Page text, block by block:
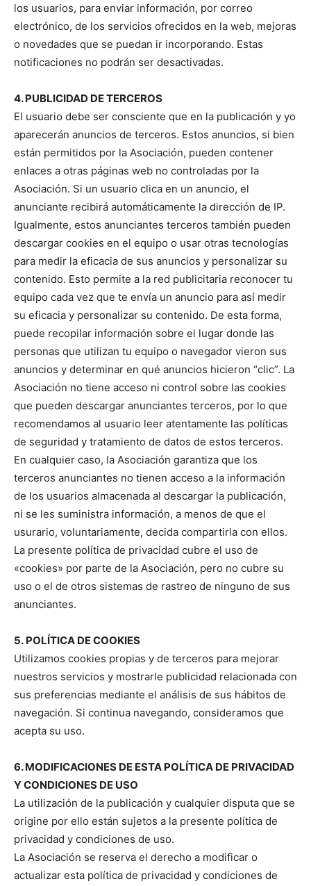
los usuarios, para enviar información, por correo
electrónico, de los servicios ofrecidos en la web, mejoras
o novedades que se puedan ir incorporando. Estas
notificaciones no podrán ser desactivadas.
4. PUBLICIDAD DE TERCEROS
El usuario debe ser consciente que en la publicación y yo
aparecerán anuncios de terceros. Estos anuncios, si bien
están permitidos por la Asociación, pueden contener
enlaces a otras páginas web no controladas por la
Asociación. Si un usuario clica en un anuncio, el
anunciante recibirá automáticamente la dirección de IP.
Igualmente, estos anunciantes terceros también pueden
descargar cookies en el equipo o usar otras tecnologías
para medir la eficacia de sus anuncios y personalizar su
contenido. Esto permite a la red publicitaria reconocer tu
equipo cada vez que te envía un anuncio para así medir
su eficacia y personalizar su contenido. De esta forma,
puede recopilar información sobre el lugar donde las
personas que utilizan tu equipo o navegador vieron sus
anuncios y determinar en qué anuncios hicieron “clic”. La
Asociación no tiene acceso ni control sobre las cookies
que pueden descargar anunciantes terceros, por lo que
recomendamos al usuario leer atentamente las políticas
de seguridad y tratamiento de datos de estos terceros.
En cualquier caso, la Asociación garantiza que los
terceros anunciantes no tienen acceso a la información
de los usuarios almacenada al descargar la publicación,
ni se les suministra información, a menos de que el
usurario, voluntariamente, decida compartirla con ellos.
La presente política de privacidad cubre el uso de
«cookies» por parte de la Asociación, pero no cubre su
uso o el de otros sistemas de rastreo de ninguno de sus
anunciantes.
5. POLÍTICA DE COOKIES
Utilizamos cookies propias y de terceros para mejorar
nuestros servicios y mostrarle publicidad relacionada con
sus preferencias mediante el análisis de sus hábitos de
navegación. Si continua navegando, consideramos que
acepta su uso.
6. MODIFICACIONES DE ESTA POLÍTICA DE PRIVACIDAD
Y CONDICIONES DE USO
La utilización de la publicación y cualquier disputa que se
origine por ello están sujetos a la presente política de
privacidad y condiciones de uso.
La Asociación se reserva el derecho a modificar o
actualizar esta política de privacidad y condiciones de